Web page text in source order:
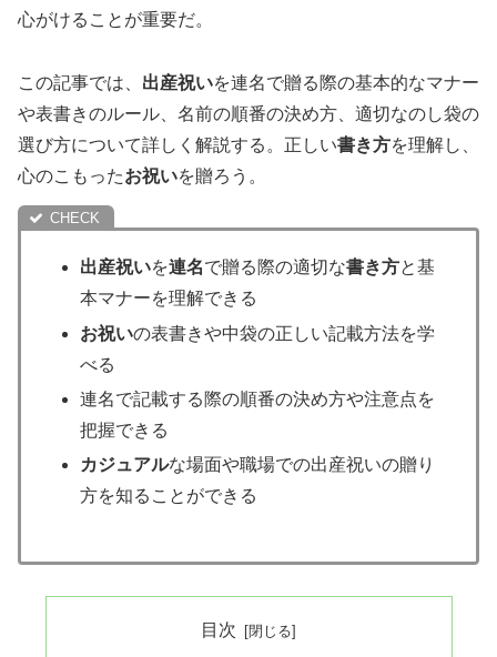
心がけることが重要だ。
この記事では、 出産祝いを連名で贈る際の基本的なマナー
や表書きのルール、名前の順番の決め方、適切なのし袋の
選び方について詳しく解説する。正しい書き方を理解し、
心のこもったお祝いを贈ろう。
出産祝いを連名で贈る際の適切な書き方と基
本マナーを理解できる
お祝いの表書きや中袋の正しい記載方法を学
べる
連名で記載する際の順番の決め方や注意点を
把握できる
カジュアルな場面や職場での出産祝いの贈り
方を知ることができる
目次